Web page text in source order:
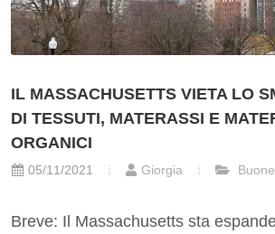
IL MASSACHUSETTS VIETA LO
DI TESSUTI, MATERASSI E
ORGANICI
05/11/2021 Giorgia
Breve: Il Massachusetts sta